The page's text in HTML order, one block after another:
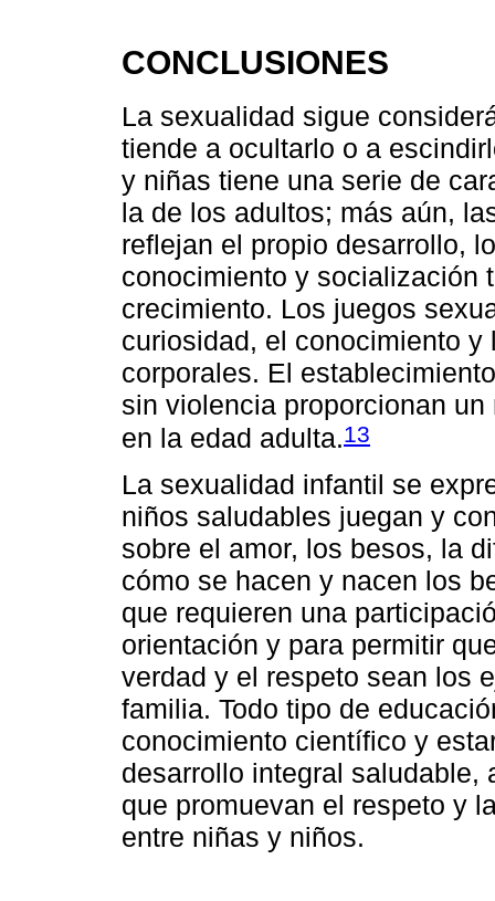
CONCLUSIONES
La sexualidad sigue
tiende a ocultarlo o a
y niñas tiene una serie de
la de los adultos; más aún,
reflejan el propio desarrollo,
conocimiento y socialización
crecimiento. Los juegos
curiosidad, el conocimiento
corporales. El
sin violencia proporcionan
en la edad adulta.13
La sexualidad infantil se
niños saludables juegan y
sobre el amor, los besos, la
cómo se hacen y nacen los
que requieren una
orientación y para permitir
verdad y el respeto sean los
familia. Todo tipo de
conocimiento científico y
desarrollo integral saludable,
que promuevan el respeto y
entre niñas y niños.